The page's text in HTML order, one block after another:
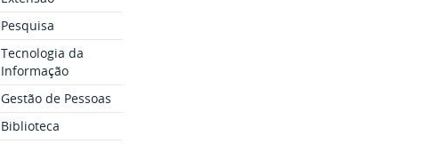
Pesquisa
Tecnologia da
Informação
Gestão de Pessoas
Biblioteca